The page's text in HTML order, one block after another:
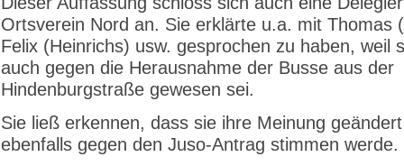
Ortsverein Nord an. Sie erklärte u.a. mit Thomas
Felix (Heinrichs) usw. gesprochen zu haben, weil
auch gegen die Herausnahme der Busse aus der
Hindenburgstraße gewesen sei.
Sie ließ erkennen, dass sie ihre Meinung
ebenfalls gegen den Juso-Antrag stimmen werde.